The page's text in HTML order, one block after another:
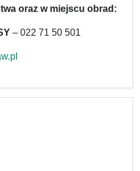
oraz w miejscu obrad:
– 022 71 50 501